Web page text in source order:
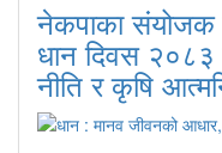
नेकपाका संयोजक
धान दिवस २०८३
नीति र कृषि